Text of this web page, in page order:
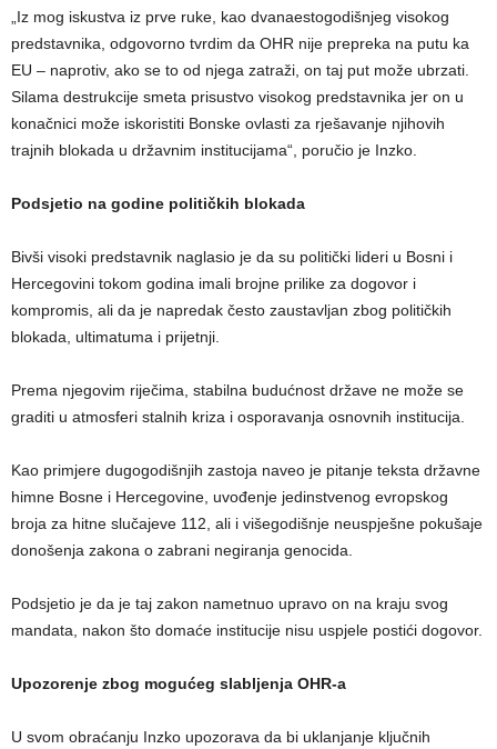
„Iz mog iskustva iz prve ruke, kao dvanaestogodišnjeg visokog
predstavnika, odgovorno tvrdim da OHR nije prepreka na putu ka
EU – naprotiv, ako se to od njega zatraži, on taj put može ubrzati.
Silama destrukcije smeta prisustvo visokog predstavnika jer on u
konačnici može iskoristiti Bonske ovlasti za rješavanje njihovih
trajnih blokada u državnim institucijama“, poručio je Inzko.
Podsjetio na godine političkih blokada
Bivši visoki predstavnik naglasio je da su politički lideri u Bosni i
Hercegovini tokom godina imali brojne prilike za dogovor i
kompromis, ali da je napredak često zaustavljan zbog političkih
blokada, ultimatuma i prijetnji.
Prema njegovim riječima, stabilna budućnost države ne može se
graditi u atmosferi stalnih kriza i osporavanja osnovnih institucija.
Kao primjere dugogodišnjih zastoja naveo je pitanje teksta državne
himne Bosne i Hercegovine, uvođenje jedinstvenog evropskog
broja za hitne slučajeve 112, ali i višegodišnje neuspješne pokušaje
donošenja zakona o zabrani negiranja genocida.
Podsjetio je da je taj zakon nametnuo upravo on na kraju svog
mandata, nakon što domaće institucije nisu uspjele postići dogovor.
Upozorenje zbog mogućeg slabljenja OHR-a
U svom obraćanju Inzko upozorava da bi uklanjanje ključnih